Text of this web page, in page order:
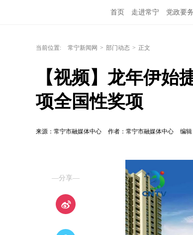
首页 走进常宁 党政要务
当前位置: 常宁新闻网 > 部门动态 > 正文
【视频】龙年伊始
项全国性奖项
来源：常宁市融媒体中心 作者：常宁市融媒体中心 编
—分享—